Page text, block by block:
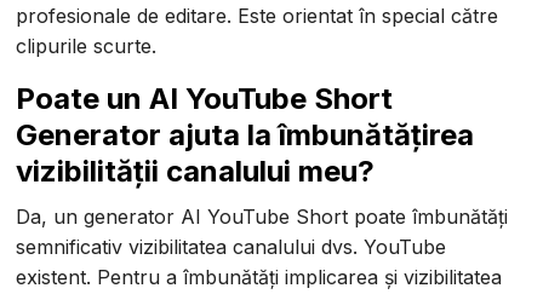
profesionale de editare. Este orientat în special către
clipurile scurte.
Poate un AI YouTube Short
Generator ajuta la îmbunătățirea
vizibilității canalului meu?
Da, un generator AI YouTube Short poate îmbunătăți
semnificativ vizibilitatea canalului dvs. YouTube
existent. Pentru a îmbunătăți implicarea și vizibilitatea